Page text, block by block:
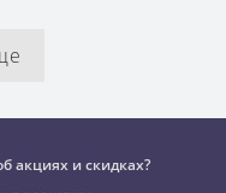
акциях и скидках?